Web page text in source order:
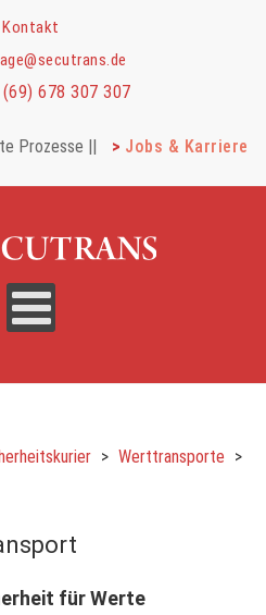
Kontakt
678 307 307
Prozesse || Jobs & Karriere
Werttransporte
für Werte